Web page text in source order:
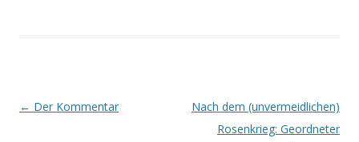
Beitrags-
← Der Kommentar
Nach dem (unvermeidlichen)
Rosenkrieg: Geordneter